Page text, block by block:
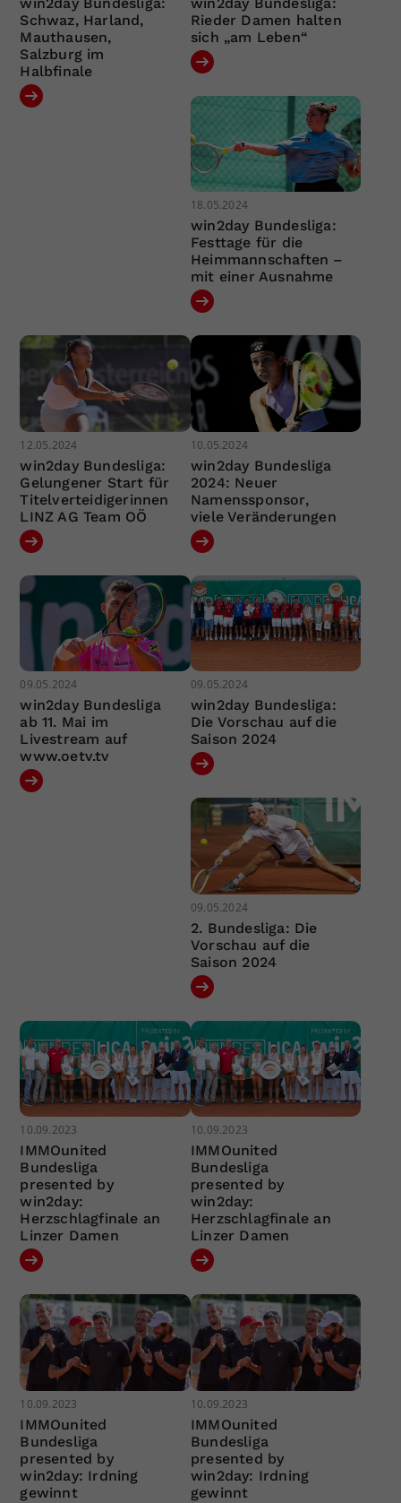
Schwaz, Harland,
Mauthausen,
Salzburg im
Halbfinale
Rieder Damen halten
sich „am Leben“
18.05.2024
win2day Bundesliga:
Festtage für die
Heimmannschaften –
mit einer Ausnahme
12.05.2024
win2day Bundesliga:
Gelungener Start für
Titelverteidigerinnen
LINZ AG Team OÖ
10.05.2024
win2day Bundesliga
2024: Neuer
Namenssponsor,
viele Veränderungen
09.05.2024
win2day Bundesliga
ab 11. Mai im
Livestream auf
www.oetv.tv
09.05.2024
win2day Bundesliga:
Die Vorschau auf die
Saison 2024
09.05.2024
2. Bundesliga: Die
Vorschau auf die
Saison 2024
10.09.2023
IMMOunited
Bundesliga
presented by
win2day:
Herzschlagfinale an
Linzer Damen
10.09.2023
IMMOunited
Bundesliga
presented by
win2day:
Herzschlagfinale an
Linzer Damen
10.09.2023
IMMOunited
Bundesliga
presented by
win2day: Irdning
gewinnt
10.09.2023
IMMOunited
Bundesliga
presented by
win2day: Irdning
gewinnt